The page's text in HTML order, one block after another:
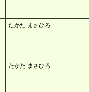
たかた まさひろ
たかた まさひろ